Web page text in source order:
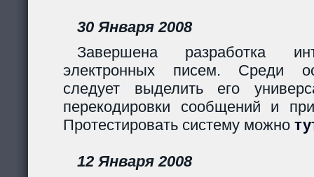
30 Января 2008
Завершена разработка
электронных писем. Среди
следует выделить его
перекодировки сообщений и
Протестировать систему можно
12 Января 2008